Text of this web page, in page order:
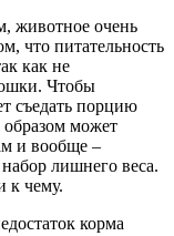
животное очень
что питательность
как не
Чтобы
съедать порцию
может
и вообще –
лишнего веса.
к чему.
корма